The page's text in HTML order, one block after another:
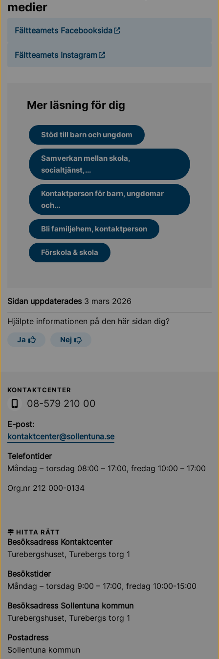
medier
Fältteamets Facebooksida
Fältteamets Instagram
Mer läsning för dig
Stöd till barn och ungdom
Samverkan mellan skola,
socialtjänst,...
Kontaktperson för barn, ungdomar
och...
Bli familjehem, kontaktperson
Förskola & skola
Sidan uppdaterades 3 mars 2026
Hjälpte informationen på den här sidan dig?
Ja Nej
Sollentuna Kommun
KONTAKTCENTER
08-579 210 00
E-post:
kontaktcenter@sollentuna.se
Telefontider
Måndag – torsdag 08:00 – 17:00, fredag 10:00 – 17:00
Org.nr 212 000-0134
HITTA RÄTT
Besöksadress Kontaktcenter
Turebergshuset, Turebergs torg 1
Besökstider
Måndag – torsdag 9:00 – 17:00, fredag 10:00-15:00
Besöksadress Sollentuna kommun
Turebergshuset, Turebergs torg 1
Postadress
Sollentuna kommun